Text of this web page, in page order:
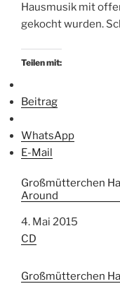
Hausmusik mit
gekocht wurden.
Teilen mit:
Beitrag
WhatsApp
E-Mail
Großmütterchen
Around
Datum
4. Mai 2015
In Bezug auf
CD
Großmütterchen